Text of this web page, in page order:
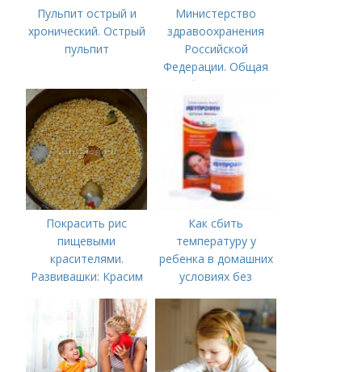
Пульпит острый и
хронический. Острый
пульпит
Министерство
здравоохранения
Российской
Федерации. Общая
информация о
Министерстве
здравоохранения
Российской
Федерации
Покрасить рис
пищевыми
красителями.
Развивашки: Красим
сенсорных
коробочек.
Как сбить
температуру у
ребенка в домашних
условиях без
причины высокой
температуры у
ребенка?